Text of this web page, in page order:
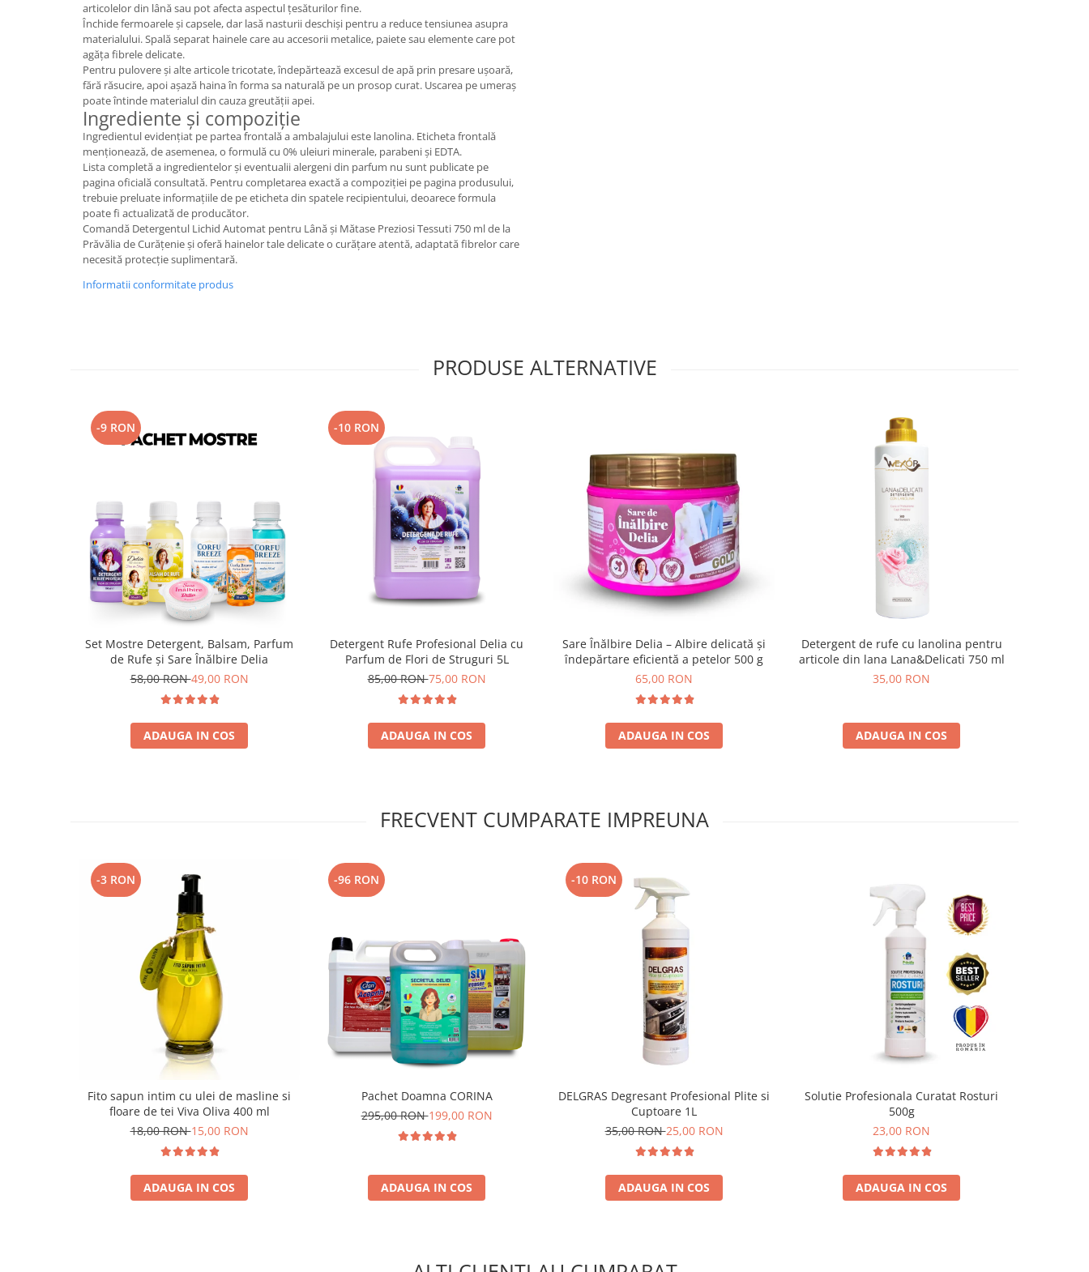
articolelor din lână sau pot afecta aspectul țesăturilor fine.
Închide fermoarele și capsele, dar lasă nasturii deschiși pentru a reduce tensiunea asupra
materialului. Spală separat hainele care au accesorii metalice, paiete sau elemente care pot
agăța fibrele delicate.
Pentru pulovere și alte articole tricotate, îndepărtează excesul de apă prin presare ușoară,
fără răsucire, apoi așază haina în forma sa naturală pe un prosop curat. Uscarea pe umeraș
poate întinde materialul din cauza greutății apei.
Ingrediente și compoziție
Ingredientul evidențiat pe partea frontală a ambalajului este lanolina. Eticheta frontală
menționează, de asemenea, o formulă cu 0% uleiuri minerale, parabeni și EDTA.
Lista completă a ingredientelor și eventualii alergeni din parfum nu sunt publicate pe
pagina oficială consultată. Pentru completarea exactă a compoziției pe pagina produsului,
trebuie preluate informațiile de pe eticheta din spatele recipientului, deoarece formula
poate fi actualizată de producător.
Comandă Detergentul Lichid Automat pentru Lână și Mătase Preziosi Tessuti 750 ml de la
Prăvălia de Curățenie și oferă hainelor tale delicate o curățare atentă, adaptată fibrelor care
necesită protecție suplimentară.
Informatii conformitate produs
PRODUSE ALTERNATIVE
-9 RON
Set Mostre Detergent, Balsam, Parfum
de Rufe și Sare Înălbire Delia
58,00 RON49,00 RON
ADAUGA IN COS
-10 RON
Detergent Rufe Profesional Delia cu
Parfum de Flori de Struguri 5L
85,00 RON75,00 RON
ADAUGA IN COS
Sare Înălbire Delia – Albire delicată și
îndepărtare eficientă a petelor 500 g
65,00 RON
ADAUGA IN COS
Detergent de rufe cu lanolina pentru
articole din lana Lana&Delicati 750 ml
35,00 RON
ADAUGA IN COS
FRECVENT CUMPARATE IMPREUNA
-3 RON
Fito sapun intim cu ulei de masline si
floare de tei Viva Oliva 400 ml
18,00 RON15,00 RON
ADAUGA IN COS
-96 RON
Pachet Doamna CORINA
295,00 RON199,00 RON
ADAUGA IN COS
-10 RON
DELGRAS Degresant Profesional Plite si
Cuptoare 1L
35,00 RON25,00 RON
ADAUGA IN COS
Solutie Profesionala Curatat Rosturi
500g
23,00 RON
ADAUGA IN COS